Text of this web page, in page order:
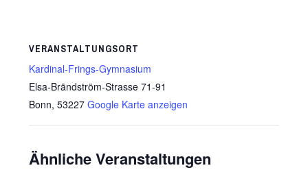
VERANSTALTUNGSORT
Kardinal-Frings-Gymnasium
Elsa-Brändström-Strasse 71-91
Bonn, 53227 Google Karte anzeigen
Ähnliche Veranstaltungen